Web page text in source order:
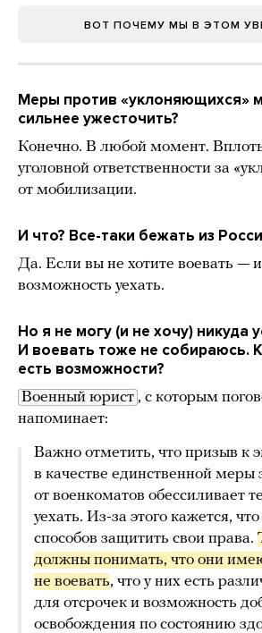
ВОТ ПОЧЕМУ МЫ В ЭТОМ
Меры против «уклоняющихся»
сильнее ужесточить?
Конечно. В любой момент.
уголовной ответственности за
от мобилизации.
И что? Все-таки бежать из
Да. Если вы не хотите воевать — и
возможность уехать.
Но я не могу (и не хочу) никуда
И воевать тоже не собираюсь.
есть возможности?
Военный юрист , с которым
напоминает:
Важно отметить, что призыв к
в качестве единственной меры
от военкоматов обессиливает
уехать. Из-за этого кажется,
способов защитить свои права.
должны понимать, что они
не воевать, что у них есть
для отсрочек и возможность
освобождения по состоянию